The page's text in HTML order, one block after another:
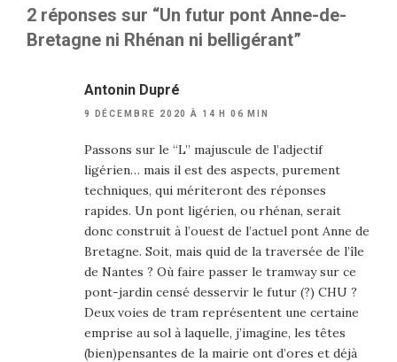
2 réponses sur “Un futur pont Anne-de-
Bretagne ni Rhénan ni belligérant”
Antonin Dupré
9 DÉCEMBRE 2020 À 14 H 06 MIN
Passons sur le “L” majuscule de l’adjectif
ligérien… mais il est des aspects, purement
techniques, qui mériteront des réponses
rapides. Un pont ligérien, ou rhénan, serait
donc construit à l’ouest de l’actuel pont Anne de
Bretagne. Soit, mais quid de la traversée de l’île
de Nantes ? Où faire passer le tramway sur ce
pont-jardin censé desservir le futur (?) CHU ?
Deux voies de tram représentent une certaine
emprise au sol à laquelle, j’imagine, les têtes
(bien)pensantes de la mairie ont d’ores et déjà